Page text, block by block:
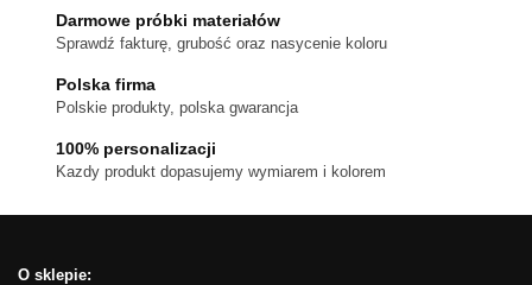
wybrać
na
produktu
Darmowe próbki materiałów
Sprawdź fakturę, grubość oraz nasycenie koloru
Polska firma
Polskie produkty, polska gwarancja
100% personalizacji
Kazdy produkt dopasujemy wymiarem i kolorem
O sklepie: